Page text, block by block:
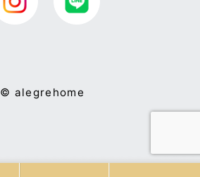
© alegrehome